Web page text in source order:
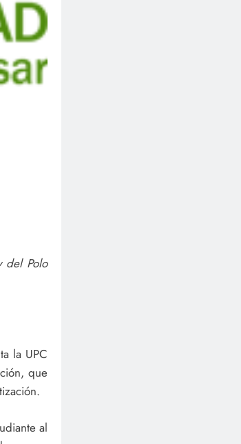
del Polo
la UPC
que
al